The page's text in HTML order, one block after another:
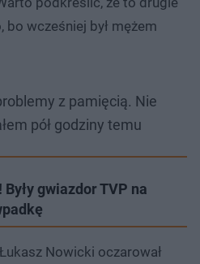
bo wcześniej był mężem
z pamięcią. Nie
pół godziny temu
gwiazdor TVP na
Nowicki oczarował